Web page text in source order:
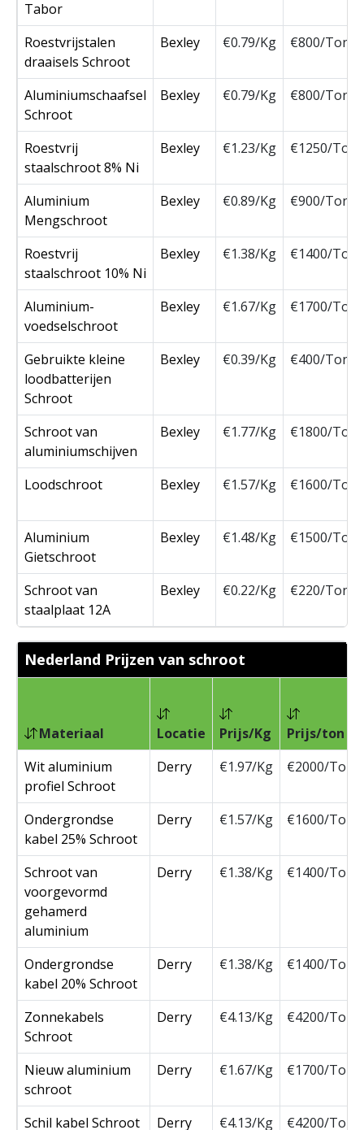
Tabor
Roestvrijstalen
draaisels Schroot
Bexley €0.79/Kg €800/Ton
Aluminiumschaafsel
Schroot
Bexley €0.79/Kg €800/Ton
Roestvrij
staalschroot 8% Ni
Bexley €1.23/Kg €1250/Ton
Aluminium
Mengschroot
Bexley €0.89/Kg €900/Ton
Roestvrij
staalschroot 10% Ni
Bexley €1.38/Kg €1400/Ton
Aluminium-
voedselschroot
Bexley €1.67/Kg €1700/Ton
Gebruikte kleine
loodbatterijen
Schroot
Bexley €0.39/Kg €400/Ton
Schroot van
aluminiumschijven
Bexley €1.77/Kg €1800/Ton
Loodschroot Bexley €1.57/Kg €1600/Ton
Aluminium
Gietschroot
Bexley €1.48/Kg €1500/Ton
Schroot van
staalplaat 12A
Bexley €0.22/Kg €220/Ton
Nederland Prijzen van schroot
Materiaal Locatie Prijs/Kg
Prijs/ton
Wit aluminium
profiel Schroot
Derry €1.97/Kg €2000/Ton
Ondergrondse
kabel 25% Schroot
Derry €1.57/Kg €1600/Ton
Schroot van
voorgevormd
gehamerd
aluminium
Derry €1.38/Kg €1400/Ton
Ondergrondse
kabel 20% Schroot
Derry €1.38/Kg €1400/Ton
Zonnekabels
Schroot
Derry €4.13/Kg €4200/Ton
Nieuw aluminium
schroot
Derry €1.67/Kg €1700/Ton
Schil kabel Schroot Derry €4.13/Kg €4200/Ton